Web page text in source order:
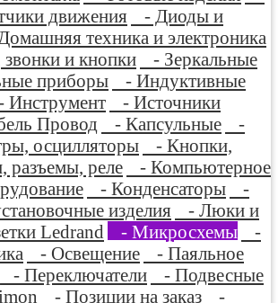
движения
- Диоды и
техника и электроника
и кнопки
- Зеркальные
приборы
- Индуктивные
Инструмент
- Источники
Провод - Капсульные
-
осцилляторы
- Кнопки,
разъемы, реле
- Компьютерное
- Конденсаторы
-
изделия
- Люки и
Ledrand
- Микросхемы
-
- Освещение
- Паяльное
- Переключатели
- Подвесные
- Позиции на заказ
-